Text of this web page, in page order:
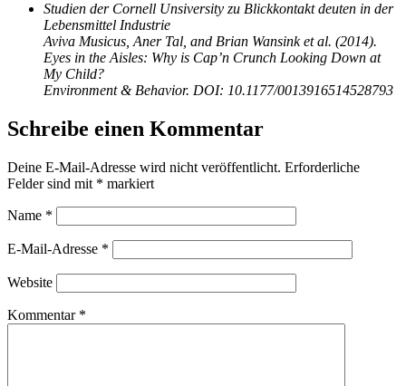
Studien der Cornell Unsiversity zu Blickkontakt deuten in der
Lebensmittel Industrie
Aviva Musicus, Aner Tal, and Brian Wansink et al. (2014).
Eyes in the Aisles: Why is Cap’n Crunch Looking Down at
My Child?
Environment & Behavior. DOI: 10.1177/0013916514528793
Schreibe einen Kommentar
Deine E-Mail-Adresse wird nicht veröffentlicht. Erforderliche
Felder sind mit * markiert
Name *
E-Mail-Adresse *
Website
Kommentar *